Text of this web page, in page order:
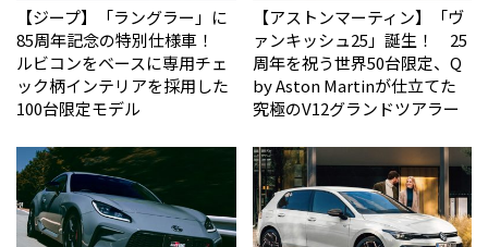
【ジープ】「ラングラー」に
85周年記念の特別仕様車！
ルビコンをベースに専用チェ
ック柄インテリアを採用した
100台限定モデル
【アストンマーティン】「ヴ
ァンキッシュ25」誕生！ 25
周年を祝う世界50台限定、Q
by Aston Martinが仕立てた
究極のV12グランドツアラー